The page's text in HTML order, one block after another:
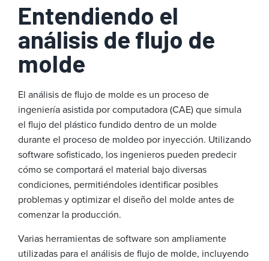
Entendiendo el
análisis de flujo de
molde
El análisis de flujo de molde es un proceso de
ingeniería asistida por computadora (CAE) que simula
el flujo del plástico fundido dentro de un molde
durante el proceso de moldeo por inyección. Utilizando
software sofisticado, los ingenieros pueden predecir
cómo se comportará el material bajo diversas
condiciones, permitiéndoles identificar posibles
problemas y optimizar el diseño del molde antes de
comenzar la producción.
Varias herramientas de software son ampliamente
utilizadas para el análisis de flujo de molde, incluyendo